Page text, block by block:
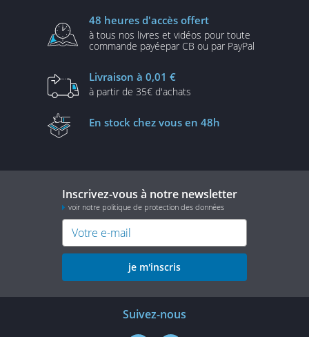
48 heures d'accès offert
à tous nos livres et vidéos pour toute
commande payéepar CB ou par PayPal
Livraison à 0,01 €
à partir de 35€ d'achats
En stock chez vous en 48h
Inscrivez-vous à notre newsletter
voir notre politique de protection des données
je m'inscris
Suivez-nous